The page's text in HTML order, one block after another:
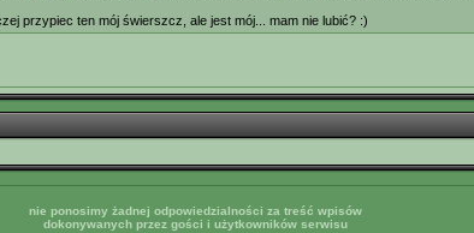
przypiec ten mój świerszcz, ale jest mój... mam nie lubić? :)
nie ponosimy żadnej odpowiedzialności za treść wpisów
dokonywanych przez gości i użytkowników serwisu